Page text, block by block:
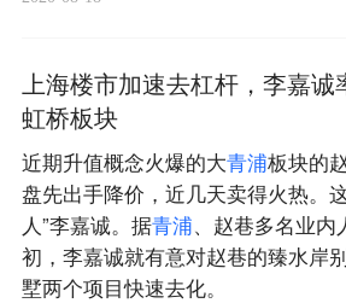
上海楼市加速去杠杆，李嘉诚
虹桥板块
近期升值概念火爆的大青浦板块的
盘先出手降价，近几天卖得火热。
人”李嘉诚。据青浦、赵巷多名业内
初，李嘉诚就有意对赵巷的臻水岸别
墅两个项目快速去化。